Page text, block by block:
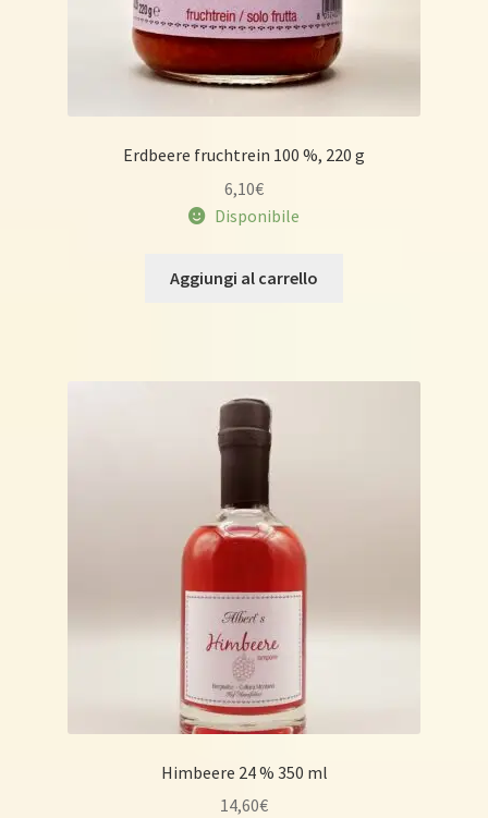
Erdbeere fruchtrein 100 %, 220 g
6,10€
Disponibile
Aggiungi al carrello
Himbeere 24 % 350 ml
14,60€